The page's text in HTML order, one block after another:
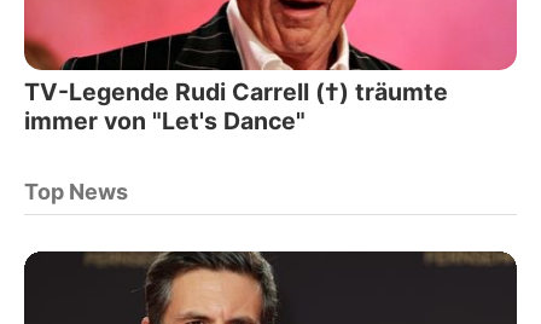
TV-Legende Rudi Carrell (†) träumte
immer von "Let's Dance"
Top News